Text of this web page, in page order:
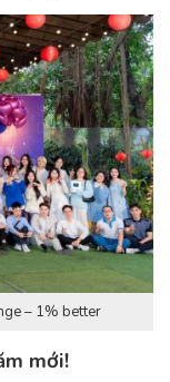
– 1% better
mới!